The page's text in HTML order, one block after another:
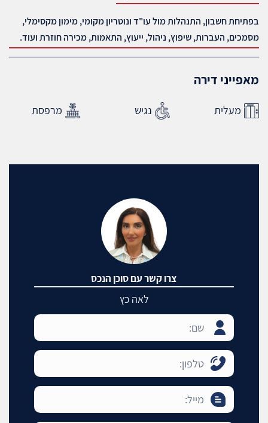
בפתיחת חשבון, התנהלות מול עו"ד ונוטריון מקומי, מימון מקסימלי,
מסמכים, העברות, שיפוץ, ניהול, ייעוץ, התאמות, מכירה חוזרת ועוד.
מאפייני דירה
מעלית נגיש מרפסת
צרו קשר עם סוכן הנכס
לאה כץ